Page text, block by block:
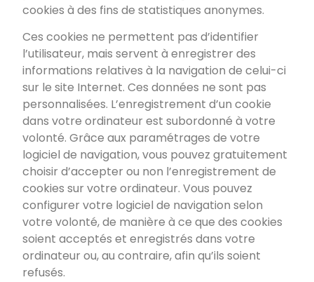
cookies à des fins de statistiques anonymes.
Ces cookies ne permettent pas d’identifier
l’utilisateur, mais servent à enregistrer des
informations relatives à la navigation de celui-ci
sur le site Internet. Ces données ne sont pas
personnalisées. L’enregistrement d’un cookie
dans votre ordinateur est subordonné à votre
volonté. Grâce aux paramétrages de votre
logiciel de navigation, vous pouvez gratuitement
choisir d’accepter ou non l’enregistrement de
cookies sur votre ordinateur. Vous pouvez
configurer votre logiciel de navigation selon
votre volonté, de manière à ce que des cookies
soient acceptés et enregistrés dans votre
ordinateur ou, au contraire, afin qu’ils soient
refusés.